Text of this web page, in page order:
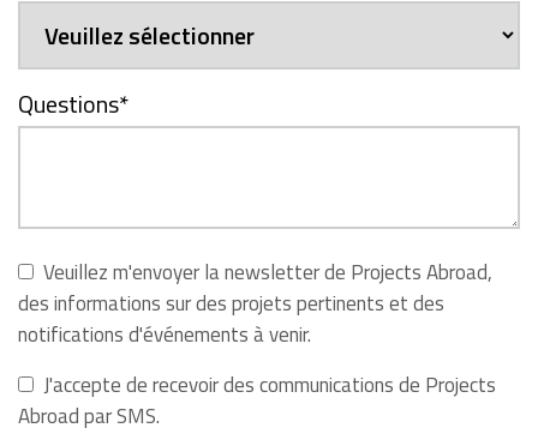
Questions*
Veuillez m'envoyer la newsletter de Projects Abroad,
des informations sur des projets pertinents et des
notifications d'événements à venir.
J'accepte de recevoir des communications de Projects
Abroad par SMS.